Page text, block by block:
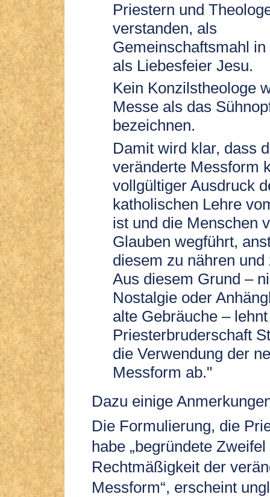
Priestern und
verstanden, als
Gemeinschaftsmahl
als Liebesfeier Jesu.
Kein Konzilstheologe
Messe als das
bezeichnen.
Damit wird klar, dass
veränderte Messform
vollgültiger Ausdruck
katholischen Lehre
ist und die Menschen
Glauben wegführt,
diesem zu nähren und
Aus diesem Grund –
Nostalgie oder
alte Gebräuche –
Priesterbruderschaft
die Verwendung der
Messform ab."
Dazu einige
Die Formulierung, die
habe „begründete
Rechtmäßigkeit der
Messform“, erscheint